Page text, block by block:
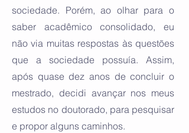
sociedade. Porém, ao olhar para o
saber acadêmico consolidado, eu
não via muitas respostas às questões
que a sociedade possuía. Assim,
após quase dez anos de concluir o
mestrado, decidi avançar nos meus
estudos no doutorado, para pesquisar
e propor alguns caminhos.